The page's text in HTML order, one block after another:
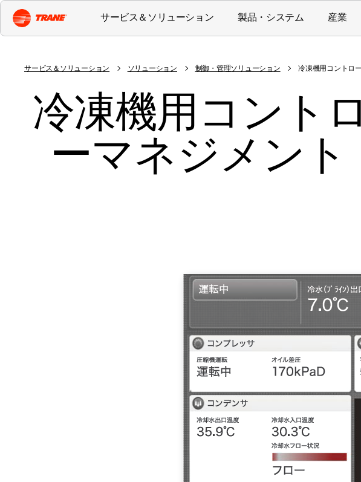
サービス＆ソリューション 製品・システム 産業
サービス＆ソリューション ソリューション 制御・管理ソリューション 冷凍機用コントロ
冷凍機用コント
ーマネジメン